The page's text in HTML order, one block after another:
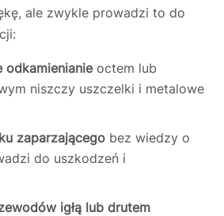
ale zwykle prowadzi to do
odkamienianieoctem lub
niszczy uszczelki i metalowe
zaparzającego bez wiedzy o
do uszkodzeń i
igłą lub drutem